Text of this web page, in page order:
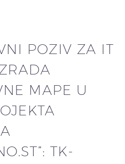
POZIV ZA IT
MAPE U
TK-